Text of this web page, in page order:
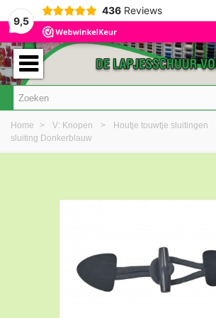
9,5
436 Reviews
Home > V: Knopen > Houtje touwtje sluitingen
sluiting Donkerblauw